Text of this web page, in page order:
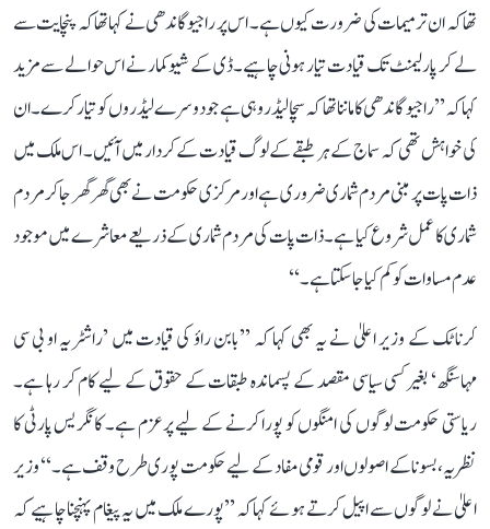
تھا کہ ان ترمیمات کی ضرورت کیوں ہے۔ اس پر راجیو گاندھی نے کہا تھا کہ پنچایت سے
لے کر پارلیمنٹ تک قیادت تیار ہونی چاہیے۔ ڈی کے شیوکمار نے اس حوالے سے مزید
کہا کہ ’’راجیو گاندھی کا ماننا تھا کہ سچا لیڈر وہی ہے جو دوسرے لیڈروں کو تیار کرے۔ ان
کی خواہش تھی کہ سماج کے ہر طبقے کے لوگ قیادت کے کردار میں آئیں۔ اس ملک میں
ذات پات پر مبنی مردم شماری ضروری ہے اور مرکزی حکومت نے بھی گھر گھر جا کر مردم
شماری کا عمل شروع کیا ہے۔ ذات پات کی مردم شماری کے ذریعے معاشرے میں موجود
عدم مساوات کو کم کیا جا سکتا ہے۔‘‘
کرناٹک کے وزیر اعلیٰ نے یہ بھی کہا کہ ’’بابن راؤ کی قیادت میں ’راشٹریہ او بی سی
مہاسنگھ‘ بغیر کسی سیاسی مقصد کے پسماندہ طبقات کے حقوق کے لیے کام کر رہا ہے۔
ریاستی حکومت لوگوں کی امنگوں کو پورا کرنے کے لیے پرعزم ہے۔ کانگریس پارٹی کا
نظریہ، بسونا کے اصولوں اور قومی مفاد کے لیے حکومت پوری طرح وقف ہے۔‘‘ وزیر
اعلیٰ نے لوگوں سے اپیل کرتے ہوئے کہا کہ ’’پورے ملک میں یہ پیغام پہنچنا چاہیے کہ